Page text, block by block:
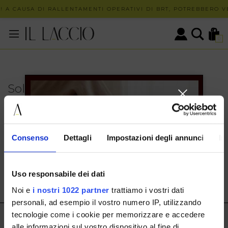
Consenso Dettagli Impostazioni degli annunci
Uso responsabile dei dati
Noi e i nostri 1022 partner trattiamo i vostri dati
personali, ad esempio il vostro numero IP, utilizzando
tecnologie come i cookie per memorizzare e accedere
A CAUSA DI RALLENTAMENTI OPERATIVI DI BRT, POTREBBERO
0
Solo in negozio
PUOI TROVARE QUESTO ARTICOLO SOLO PRESSO I
NOSTRI PUNTI VENDITA:
customerservice@illaccio.it
IL LACCIO